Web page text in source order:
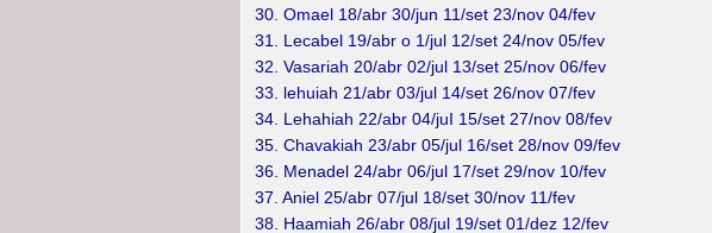
30. Omael 18/abr 30/jun 11/set 23/nov 04/fev
31. Lecabel 19/abr o 1/jul 12/set 24/nov 05/fev
32. Vasariah 20/abr 02/jul 13/set 25/nov 06/fev
33. lehuiah 21/abr 03/jul 14/set 26/nov 07/fev
34. Lehahiah 22/abr 04/juI 15/set 27/nov 08/fev
35. Chavakiah 23/abr 05/jul 16/set 28/nov 09/fev
36. Menadel 24/abr 06/jul 17/set 29/nov 10/fev
37. Aniel 25/abr 07/jul 18/set 30/nov 11/fev
38. Haamiah 26/abr 08/jul 19/set 01/dez 12/fev